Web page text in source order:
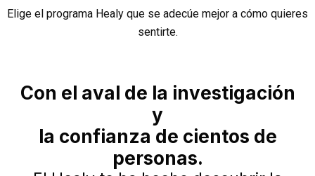
Elige el programa Healy que se adecúe mejor a cómo quieres
sentirte.
Con el aval de la investigación
y
la confianza de cientos de
personas.